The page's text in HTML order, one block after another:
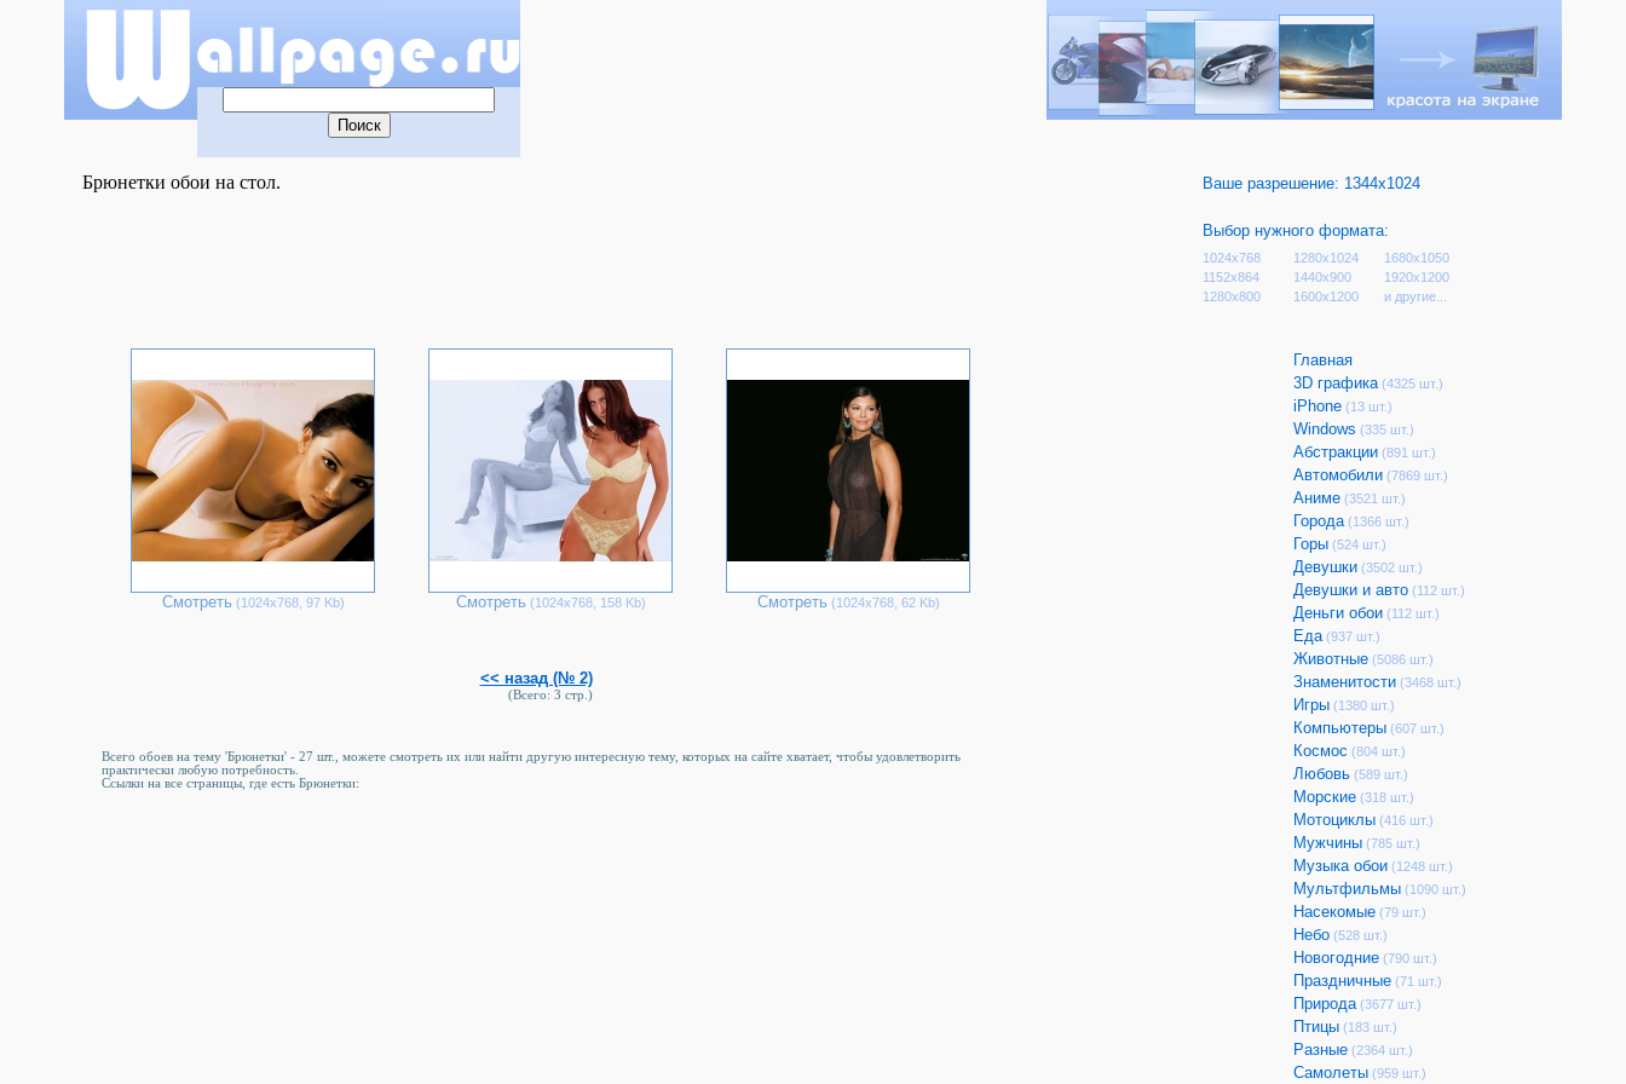
Брюнетки обои на стол. Ваше разрешение: 1344x1024
Выбор нужного формата:
1024x768 1280x1024
1680x1050
1152x864
1440x900
1920x1200
1280x800
1600x1200 и другие...
Смотреть (1024х768, 97 Kb) Смотреть (1024х768, 158 Kb) Смотреть (1024х768, 62 Kb)
<< назад (№ 2)
(Всего: 3 стр.)
Всего обоев на тему 'Брюнетки' - 27 шт., можете смотреть их или найти другую интересную тему, которых на сайте хватает, чтобы удовлетворить
практически любую потребность.
Ссылки на все страницы, где есть Брюнетки:
Главная
3D графика (4325 шт.)
iPhone (13 шт.)
Windows (335 шт.)
Абстракции (891 шт.)
Автомобили (7869 шт.)
Аниме (3521 шт.)
Города (1366 шт.)
Горы (524 шт.)
Девушки (3502 шт.)
Девушки и авто (112 шт.)
Деньги обои (112 шт.)
Еда (937 шт.)
Животные (5086 шт.)
Знаменитости (3468 шт.)
Игры (1380 шт.)
Компьютеры (607 шт.)
Космос (804 шт.)
Любовь (589 шт.)
Морские (318 шт.)
Мотоциклы (416 шт.)
Мужчины (785 шт.)
Музыка обои (1248 шт.)
Мультфильмы (1090 шт.)
Насекомые (79 шт.)
Небо (528 шт.)
Новогодние (790 шт.)
Праздничные (71 шт.)
Природа (3677 шт.)
Птицы (183 шт.)
Разные (2364 шт.)
Самолеты (959 шт.)